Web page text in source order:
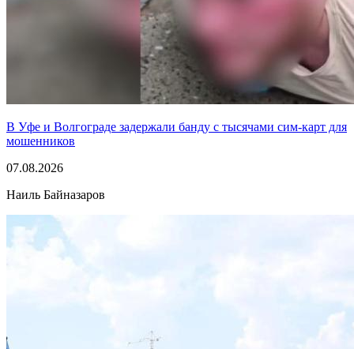
В Уфе и Волгограде задержали банду с тысячами сим-карт для
мошенников
07.08.2026
Наиль Байназаров